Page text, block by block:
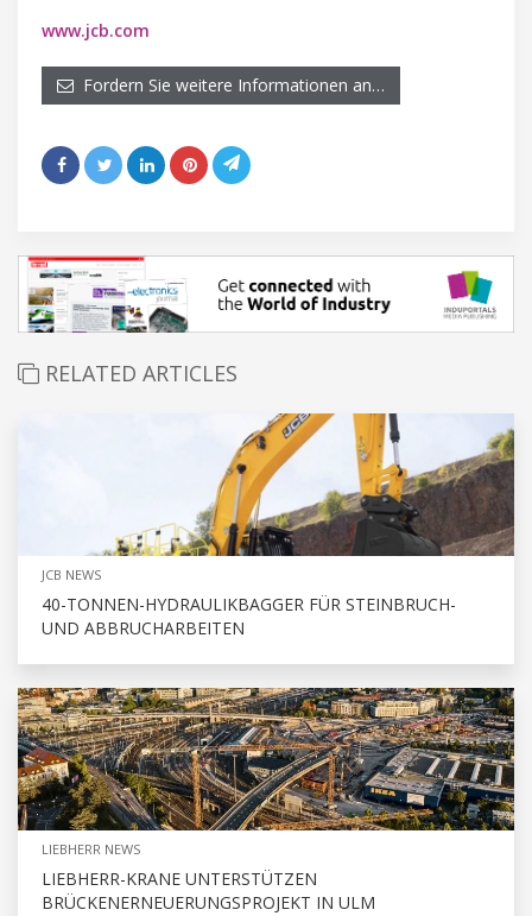
www.jcb.com
Fordern Sie weitere Informationen an…
RELATED ARTICLES
JCB NEWS
40-TONNEN-HYDRAULIKBAGGER FÜR STEINBRUCH-
UND ABBRUCHARBEITEN
LIEBHERR NEWS
LIEBHERR-KRANE UNTERSTÜTZEN
BRÜCKENERNEUERUNGSPROJEKT IN ULM